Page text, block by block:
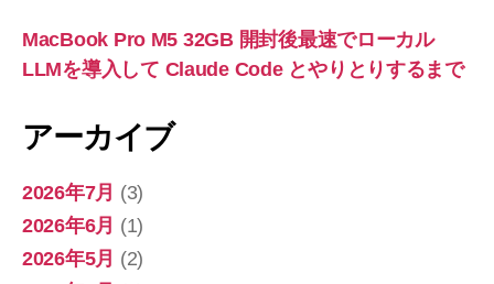
MacBook Pro M5 32GB 開封後最速でローカル
LLMを導入して Claude Code とやりとりするまで
アーカイブ
2026年7月 (3)
2026年6月 (1)
2026年5月 (2)